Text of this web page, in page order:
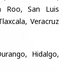
Roo, San Luis
Veracruz
Hidalgo,